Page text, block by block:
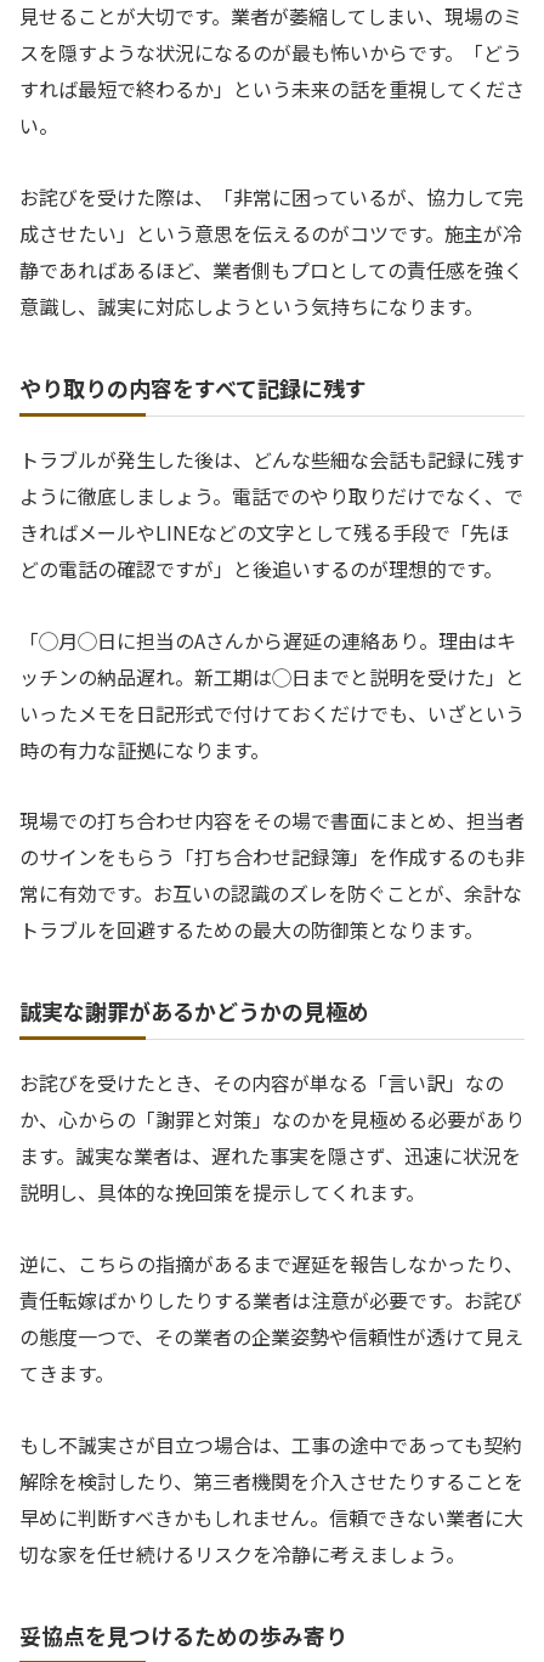
見せることが大切です。業者が萎縮してしまい、現場のミ
スを隠すような状況になるのが最も怖いからです。「どう
すれば最短で終わるか」という未来の話を重視してくださ
い。
お詫びを受けた際は、「非常に困っているが、協力して完
成させたい」という意思を伝えるのがコツです。施主が冷
静であればあるほど、業者側もプロとしての責任感を強く
意識し、誠実に対応しようという気持ちになります。
やり取りの内容をすべて記録に残す
トラブルが発生した後は、どんな些細な会話も記録に残す
ように徹底しましょう。電話でのやり取りだけでなく、で
きればメールやLINEなどの文字として残る手段で「先ほ
どの電話の確認ですが」と後追いするのが理想的です。
「◯月◯日に担当のAさんから遅延の連絡あり。理由はキ
ッチンの納品遅れ。新工期は◯日までと説明を受けた」と
いったメモを日記形式で付けておくだけでも、いざという
時の有力な証拠になります。
現場での打ち合わせ内容をその場で書面にまとめ、担当者
のサインをもらう「打ち合わせ記録簿」を作成するのも非
常に有効です。お互いの認識のズレを防ぐことが、余計な
トラブルを回避するための最大の防御策となります。
誠実な謝罪があるかどうかの見極め
お詫びを受けたとき、その内容が単なる「言い訳」なの
か、心からの「謝罪と対策」なのかを見極める必要があり
ます。誠実な業者は、遅れた事実を隠さず、迅速に状況を
説明し、具体的な挽回策を提示してくれます。
逆に、こちらの指摘があるまで遅延を報告しなかったり、
責任転嫁ばかりしたりする業者は注意が必要です。お詫び
の態度一つで、その業者の企業姿勢や信頼性が透けて見え
てきます。
もし不誠実さが目立つ場合は、工事の途中であっても契約
解除を検討したり、第三者機関を介入させたりすることを
早めに判断すべきかもしれません。信頼できない業者に大
切な家を任せ続けるリスクを冷静に考えましょう。
妥協点を見つけるための歩み寄り